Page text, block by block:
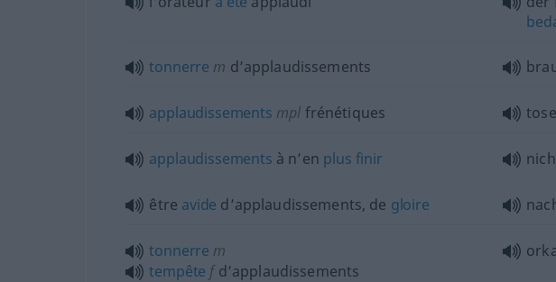
tonnerre m d’applaudissements
applaudissements mpl frénétiques
applaudissements à n’en plus finir
être avide d’applaudissements, de gloire
tonnerre m
tempête fd’applaudissements